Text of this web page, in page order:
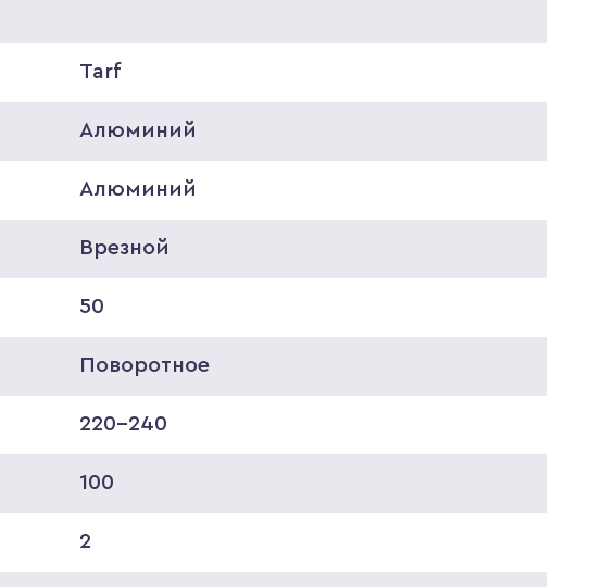
Tarf
Алюминий
Алюминий
Врезной
50
Поворотное
220-240
100
2